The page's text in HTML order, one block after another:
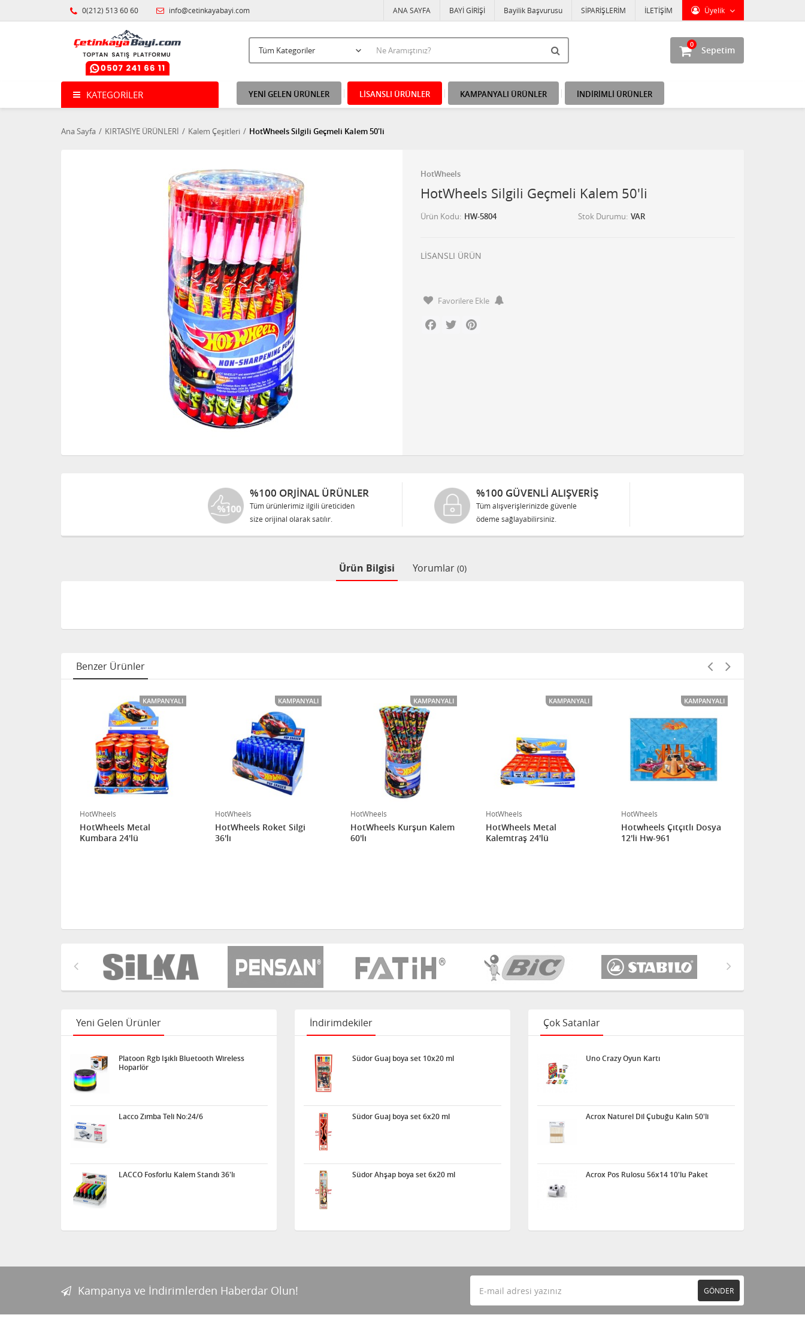
0(212) 513 60 60 info@cetinkayabayi.com Üyelik
ANA SAYFA BAYİ GİRİŞİ Bayilik Başvurusu SİPARİŞLERİM İLETİŞİM
Sepetim
0
KATEGORILER YENİ GELEN ÜRÜNLER LİSANSLI ÜRÜNLER KAMPANYALI ÜRÜNLER İNDİRİMLİ ÜRÜNLER
Ana Sayfa KIRTASİYE ÜRÜNLERİ Kalem Çeşitleri HotWheels Silgili Geçmeli Kalem 50'li
HotWheels
HotWheels Silgili Geçmeli Kalem 50'li
Ürün Kodu HW-5804 Stok Durumu VAR
LİSANSLI ÜRÜN
Favorilere Ekle
Facebook
Twitter
%100 ORJINAL ÜRÜNLER
Tüm ürünlerimiz ilgili üreticiden
size orijinal olarak satılır.
%100 GÜVENLİ ALIŞVERİŞ
Tüm alışverişlerinizde güvenle
ödeme sağlayabilirsiniz.
Ürün Bilgisi Yorumlar (0)
Benzer Ürünler
KAMPANYALI
HotWheels
HotWheels Metal
Kumbara 24'lü
KAMPANYALI
HotWheels
HotWheels Roket Silgi
36'lı
KAMPANYALI
HotWheels
HotWheels Kurşun Kalem
60'lı
KAMPANYALI
HotWheels
HotWheels Metal
Kalemtraş 24'lü
KAMPANYALI
HotWheels
Hotwheels Çıtçıtlı Dosya
12'li Hw-961
Yeni Gelen Ürünler
Platoon Rgb Işıklı Bluetooth Wireless
Hoparlör
Lacco Zımba Teli No:24/6
LACCO Fosforlu Kalem Standı 36'lı
İndirimdekiler
Südor Guaj boya set 10x20 ml
Südor Guaj boya set 6x20 ml
Südor Ahşap boya set 6x20 ml
Çok Satanlar
Uno Crazy Oyun Kartı
Acrox Naturel Dil Çubuğu Kalın 50'li
Acrox Pos Rulosu 56x14 10'lu Paket
Kampanya ve İndirimlerden Haberdar Olun! GÖNDER